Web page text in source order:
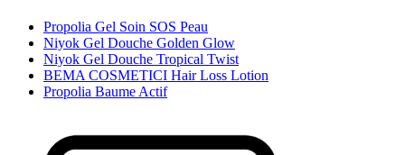
Propolia Gel Soin SOS Peau
Niyok Gel Douche Golden Glow
Niyok Gel Douche Tropical Twist
BEMA COSMETICI Hair Loss Lotion
Propolia Baume Actif